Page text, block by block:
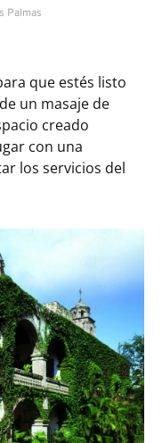
Palmas
que estés listo
un masaje de
creado
con una
los servicios del